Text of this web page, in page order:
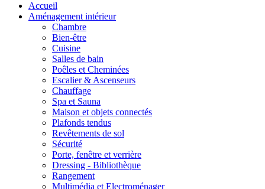
Accueil
Aménagement intérieur
Chambre
Bien-être
Cuisine
Salles de bain
Poêles et Cheminées
Escalier & Ascenseurs
Chauffage
Spa et Sauna
Maison et objets connectés
Plafonds tendus
Revêtements de sol
Sécurité
Porte, fenêtre et verrière
Dressing - Bibliothèque
Rangement
Multimédia et Electroménager